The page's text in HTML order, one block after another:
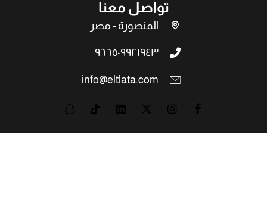
تواصل معنا
المنصورة - مصر
٩٦٦٥٠٩٩٢١٩٤٣
info@eltlata.com